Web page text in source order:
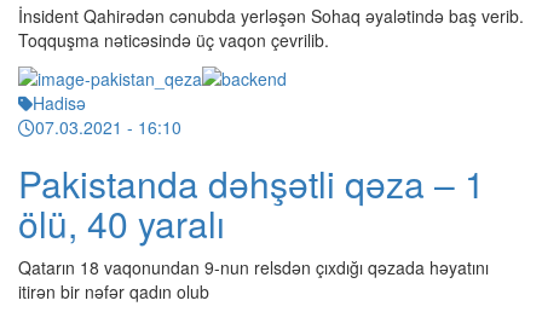
İnsident Qahirədən cənubda yerləşən Sohaq əyalətində baş verib.
Toqquşma nəticəsində üç vaqon çevrilib.
Hadisə
07.03.2021 - 16:10
Pakistanda dəhşətli qəza – 1
ölü, 40 yaralı
Qatarın 18 vaqonundan 9-nun relsdən çıxdığı qəzada həyatını
itirən bir nəfər qadın olub